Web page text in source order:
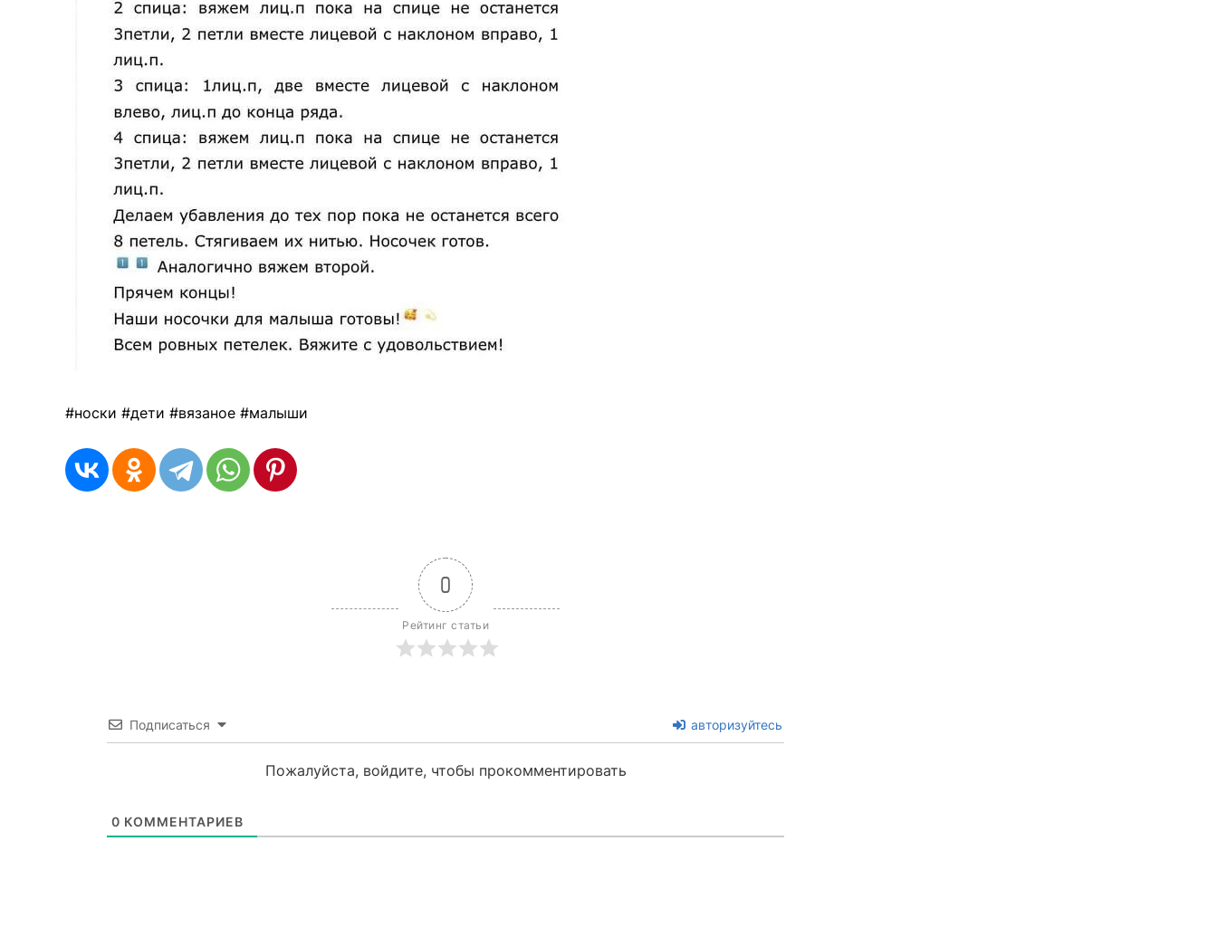
#носки #дети #вязаное #малыши
0
Рейтинг статьи
Подписаться авторизуйтесь
Пожалуйста, войдите, чтобы прокомментировать
0 КОММЕНТАРИЕВ